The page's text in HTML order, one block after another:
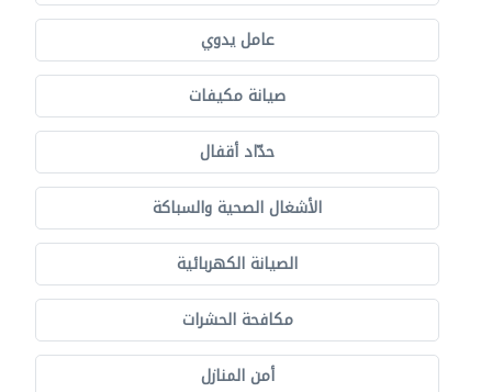
عامل يدوي
صيانة مكيفات
حدّاد أقفال
الأشغال الصحية والسباكة
الصيانة الكهربائية
مكافحة الحشرات
أمن المنازل